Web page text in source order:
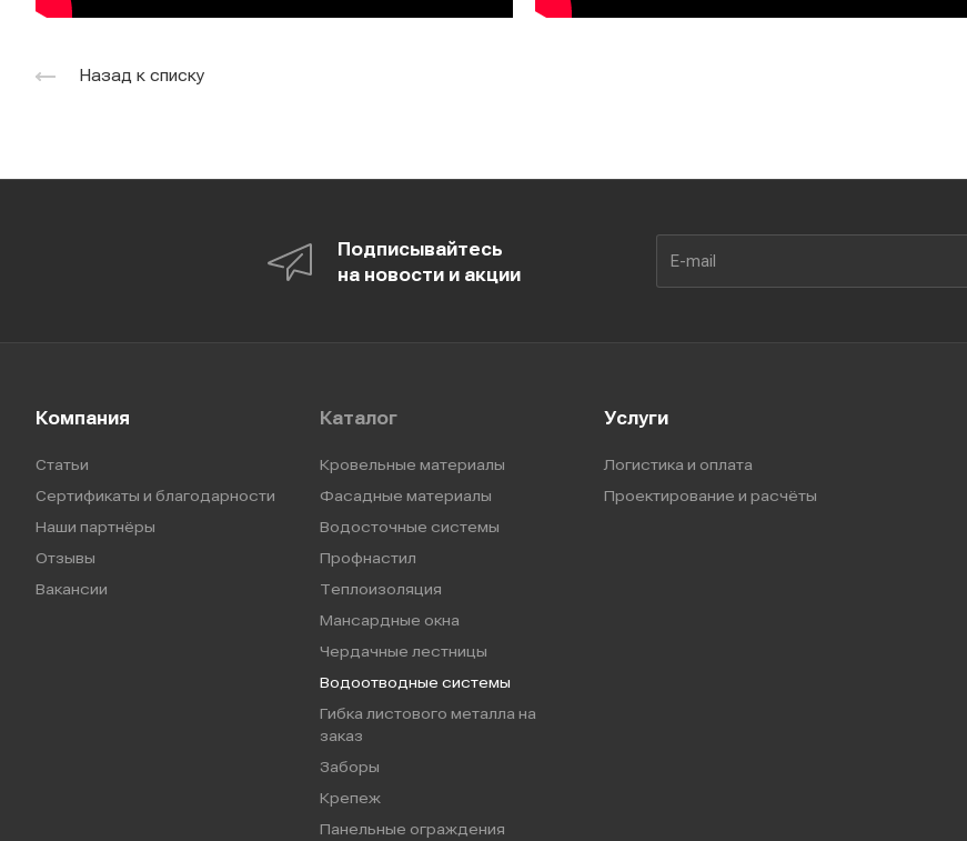
Назад к списку
Подписывайтесь
на новости и акции
Компания
Статьи
Сертификаты и благодарности
Наши партнёры
Отзывы
Вакансии
Каталог
Кровельные материалы
Фасадные материалы
Водосточные системы
Профнастил
Теплоизоляция
Мансардные окна
Чердачные лестницы
Водоотводные системы
Гибка листового металла на
заказ
Заборы
Крепеж
Панельные ограждения
Услуги
Логистика и оплата
Проектирование и расчёты